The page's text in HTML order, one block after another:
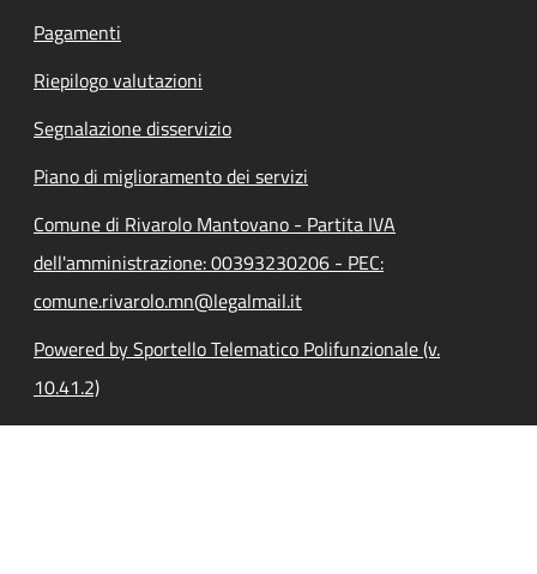
Pagamenti
Riepilogo valutazioni
Segnalazione disservizio
Piano di miglioramento dei servizi
Comune di Rivarolo Mantovano - Partita IVA
dell'amministrazione: 00393230206 - PEC:
comune.rivarolo.mn@legalmail.it
Powered by Sportello Telematico Polifunzionale (v.
10.41.2)